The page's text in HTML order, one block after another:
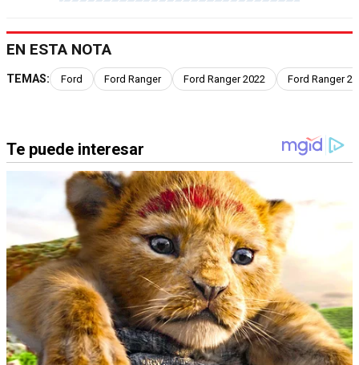
EN ESTA NOTA
TEMAS: Ford Ford Ranger Ford Ranger 2022 Ford Ranger